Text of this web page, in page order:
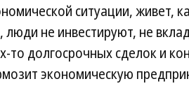
ситуации, живет,
люди не инвестируют, не
то долгосрочных сделок и
экономическую